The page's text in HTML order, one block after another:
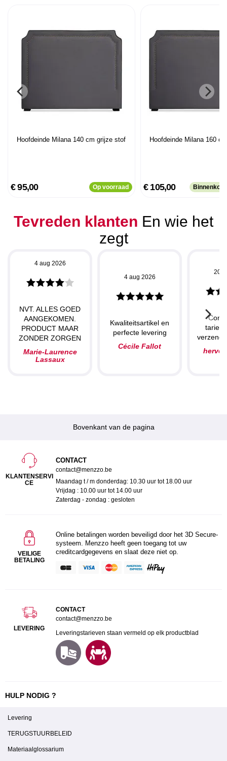
Hoofdeinde Milana 140 cm grijze stof
€ 95,00 Op voorraad
Hoofdeinde Milana 160
€ 105,00 Binnenkort
Tevreden klanten En wie het
zegt
4 aug 2026
NVT. ALLES GOED
AANGEKOMEN.
PRODUCT MAAR
ZONDER ZORGEN
Marie-Laurence
Lassaux
4 aug 2026
Kwaliteitsartikel en
perfecte levering
Cécile Fallot
20
herve
Bovenkant van de pagina
KLANTENSERVI
CE
CONTACT
contact@menzzo.be
Maandag t / m donderdag: 10.30 uur tot 18.00 uur
Vrijdag : 10.00 uur tot 14.00 uur
Zaterdag - zondag : gesloten
VEILIGE
BETALING
Online betalingen worden beveiligd door het 3D Secure-
systeem. Menzzo heeft geen toegang tot uw
creditcardgegevens en slaat deze niet op.
LEVERING
CONTACT
contact@menzzo.be
Leveringstarieven staan vermeld op elk productblad
HULP NODIG ?
Levering
TERUGSTUURBELEID
Materiaalglossarium